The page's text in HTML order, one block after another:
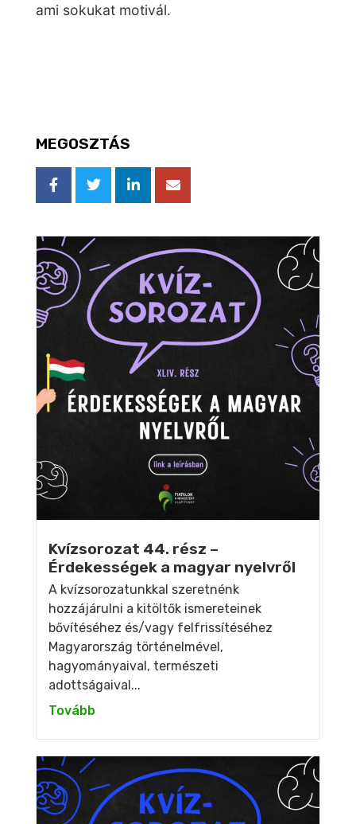
ami sokukat motivál.
MEGOSZTÁS
Kvízsorozat 44. rész –
Érdekességek a magyar nyelvről
A kvízsorozatunkkal szeretnénk
hozzájárulni a kitöltők ismereteinek
bővítéséhez és/vagy felfrissítéséhez
Magyarország történelmével,
hagyományaival, természeti
adottságaival...
Tovább